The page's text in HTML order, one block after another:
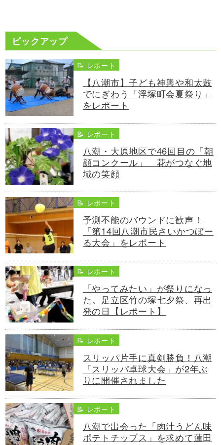
ピックアップ
📝 レポート
【八潮市】子ども神輿や和太鼓
でにぎわう「浮塚町会夏祭り」
をレポート
📝 レポート
八潮・大原地区で46回目の「朝
顔コンクール」 花がつなぐ地
域の笑顔
📝 レポート
予測不能のバウンドに歓声！
「第14回八潮市民さいかつぼー
る大会」をレポート
📝 レポート
「やってみたい」が祭りになっ
た。足立区竹の塚七夕祭、再出
発の日【レポート】
📝 レポート
スリッパ片手に真剣勝負！八潮
「スリッパ卓球大会」が2年ぶ
りに開催されました
📝 レポート
八潮で出会った「肉汁うどん味
ポテトチップス」を求めて蓮田